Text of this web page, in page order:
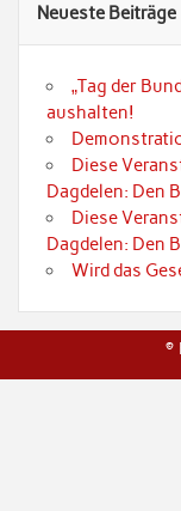
Neueste Beiträge
„Tag der
aushalten!
Diese
Dagdelen: Den
Diese
Dagdelen: Den
Wird das
©